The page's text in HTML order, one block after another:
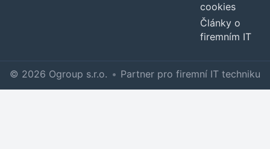
cookies
Články o
firemním IT
© 2026 Ogroup s.r.o. • Partner pro firemní IT techniku